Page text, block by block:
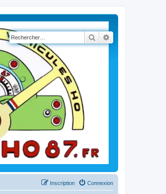
Rechercher
Connexion
Inscription